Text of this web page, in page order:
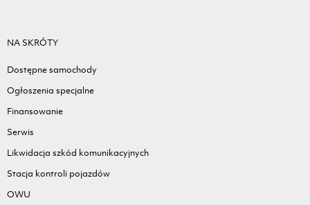
NA SKRÓTY
Dostępne samochody
Ogłoszenia specjalne
Finansowanie
Serwis
Likwidacja szkód komunikacyjnych
Stacja kontroli pojazdów
OWU